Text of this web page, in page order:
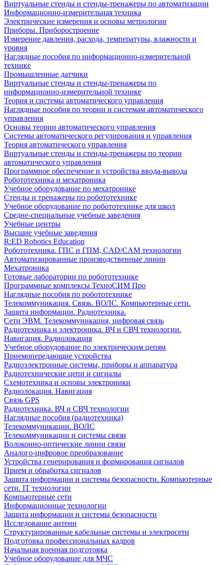
Виртуальные стенды и стенды-тренажеры по автоматизации
Информационно-измерительная техника
Электрические измерения и основы метрологии
Приборы. Приборостроение
Измерение давления, расхода, температуры, влажности и
уровня
Наглядные пособия по информационно-измерительной
технике
Промышленные датчики
Виртуальные стенды и стенды-тренажеры по
информационно-измерительной технике
Теория и системы автоматического управления
Наглядные пособия по теории и системам автоматического
управления
Основы теории автоматического управления
Системы автоматического регулирования и управления
Теория автоматического управления
Виртуальные стенды и стенды-тренажеры по теории
автоматического управления
Программное обеспечение и устройства ввода-вывода
Робототехника и мехатроника
Учебное оборудование по мехатронике
Стенды и тренажеры по робототехнике
Учебное оборудование по робототехнике для школ
Средне-специальные учебные заведения
Учебные центры
Высшие учебные заведения
R:ED Robotics Education
Робототехника. ГПС и ГПМ, CAD/CAM технологии
Автоматизированные производственные линии
Мехатроника
Готовые лаборатории по робототехнике
Программные комплексы ТехноСИМ Про
Наглядные пособия по робототехнике
Телекоммуникация. Связь. ВОЛС. Компьютерные сети.
Защита информации. Радиотехника.
Сети ЭВМ. Телекоммуникация, цифровая связь
Радиотехника и электроника. ВЧ и СВЧ технологии.
Навигация. Радиолокация
Учебное оборудование по электрическим цепям
Приемопередающие устройства
Радиоэлектронные системы, приборы и аппаратура
Радиотехнические цепи и сигналы
Схемотехника и основы электроники
Радиолокация. Навигация
Связь GPS
Радиотехника. ВЧ и СВЧ технологии
Наглядные пособия (радиотехника)
Телекоммуникации. ВОЛС
Телекоммуникации и системы связи
Волоконно-оптические линии связи
Аналого-цифровое преобразование
Устройства генерирования и формирования сигналов
Прием и обработка сигналов
Защита информации и системы безопасности. Компьютерные
сети. IT технологии
Компьютерные сети
Информационные технологии
Защита информации и системы безопасности
Исследование антенн
Структурированные кабельные системы и электросети
Подготовка профессиональных кадров
Начальная военная подготовка
Учебное оборудование для МЧС